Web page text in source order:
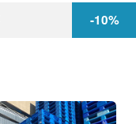
-10%